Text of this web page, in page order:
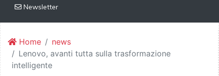
Newsletter
Home
news
Lenovo, avanti tutta sulla trasformazione
intelligente